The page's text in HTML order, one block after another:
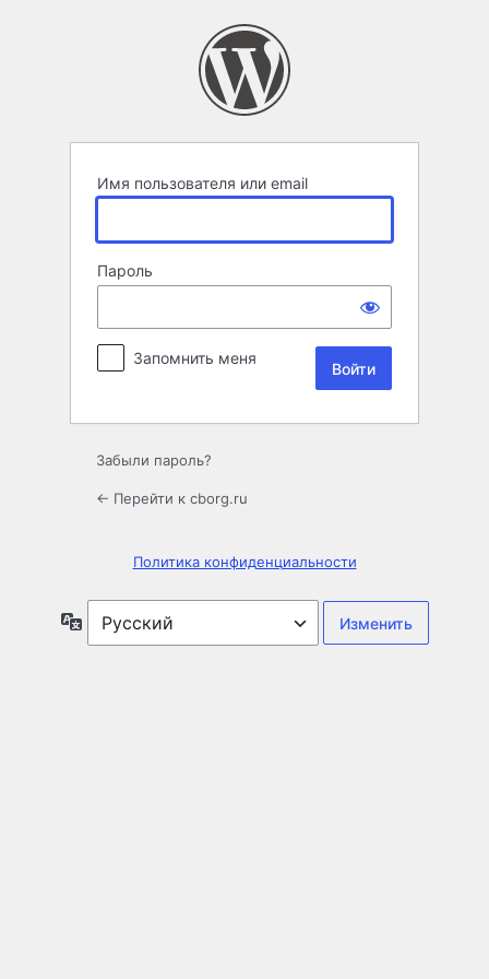
Имя пользователя или email
Пароль
Запомнить меня
Забыли пароль?
← Перейти к cborg.ru
Политика конфиденциальности
Язык